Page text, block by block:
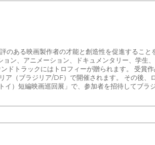
ある映画製作者の才能と創造性を促進すること
ン、アニメーション、ドキュメンタリー、学生
ドトラックにはトロフィーが贈られます。 受賞
（ブラジリア/DF）で開催されます。 その後、
）短編映画巡回展」で、参加者を招待してブラ